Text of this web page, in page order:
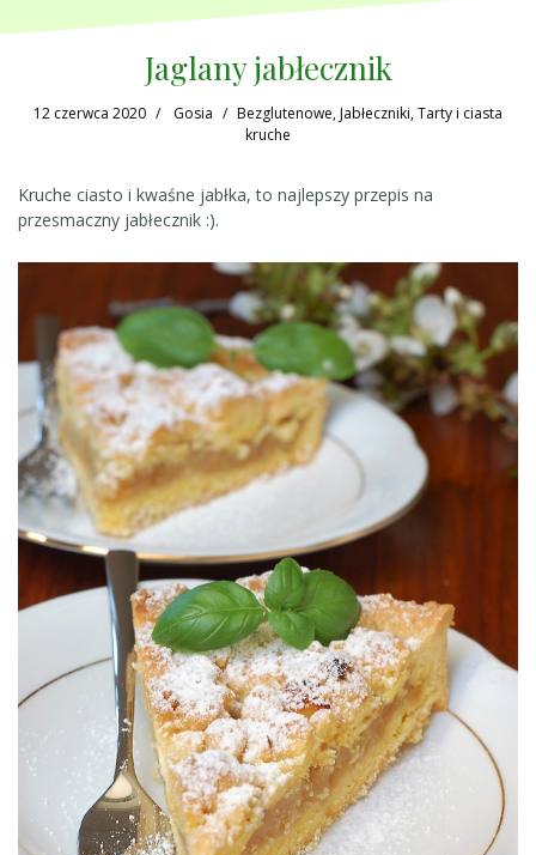
Jaglany jabłecznik
12 czerwca 2020 Gosia Bezglutenowe,Jabłeczniki,Tarty i ciasta
kruche
Kruche ciasto i kwaśne jabłka, to najlepszy przepis na
przesmaczny jabłecznik :).